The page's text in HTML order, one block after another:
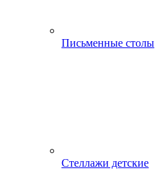
Письменные столы
Стеллажи детские